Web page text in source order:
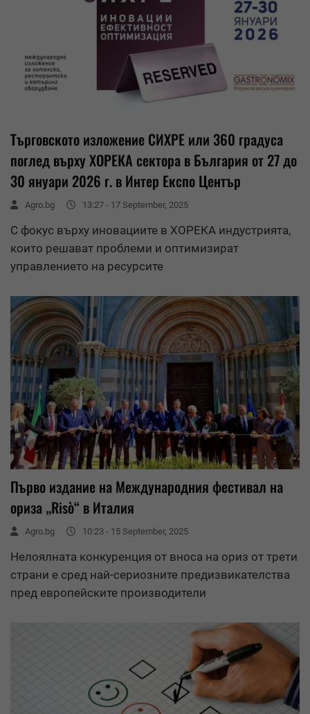
Търговското изложение СИХРЕ или 360 градуса
поглед върху ХОРЕКА сектора в България от 27 до
30 януари 2026 г. в Интер Експо Център
Agro.bg 13:27 - 17 September, 2025
С фокус върху иновациите в ХОРЕКА индустрията,
които решават проблеми и оптимизират
управлението на ресурсите
Първо издание на Международния фестивал на
ориза „Risò“ в Италия
Agro.bg 10:23 - 15 September, 2025
Нелоялната конкуренция от вноса на ориз от трети
страни е сред най-сериозните предизвикателства
пред европейските производители